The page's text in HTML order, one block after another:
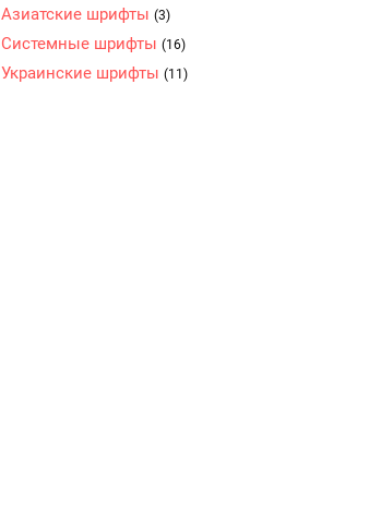
Азиатские шрифты (3)
Системные шрифты (16)
Украинские шрифты (11)